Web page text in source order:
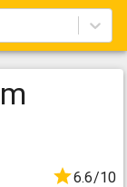
6.6/10